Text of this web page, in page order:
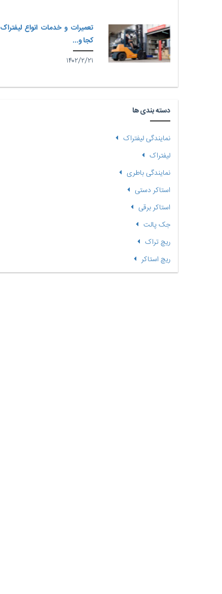
تعمیرات و خدمات انواع لیفتراک
کجا و...
۱۴۰۲/۲/۲۱
دسته بندی ها
نمایندگی لیفتراک
لیفتراک
نمایندگی باطری
استاکر دستی
استاکر برقی
جک پالت
ریچ تراک
ریچ استاکر